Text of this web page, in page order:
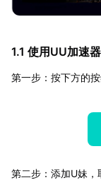
1.1 使用UU加速
第一步：按下方的
第二步：添加U妹